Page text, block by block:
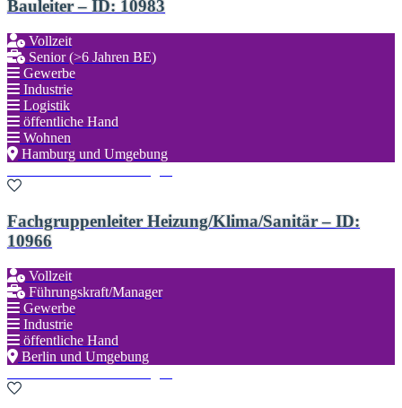
Bauleiter – ID: 10983
Vollzeit
Senior (>6 Jahren BE)
Gewerbe
Industrie
Logistik
öffentliche Hand
Wohnen
Hamburg und Umgebung
Fachgruppenleiter Heizung/Klima/Sanitär – ID:
10966
Vollzeit
Führungskraft/Manager
Gewerbe
Industrie
öffentliche Hand
Berlin und Umgebung